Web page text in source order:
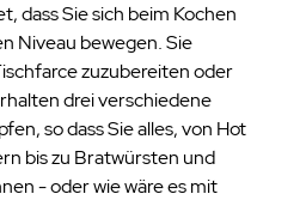
dass Sie sich beim Kochen
Niveau bewegen. Sie
zuzubereiten oder
drei verschiedene
so dass Sie alles, von Hot
bis zu Bratwürsten und
- oder wie wäre es mit